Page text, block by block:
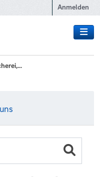
Anmelden